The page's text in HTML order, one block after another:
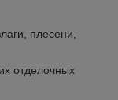
плесени,
отделочных